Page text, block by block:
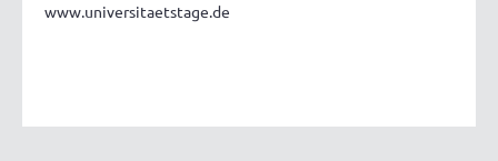
www.universitaetstage.de